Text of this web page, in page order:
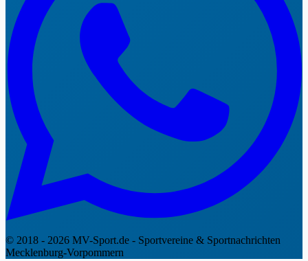
© 2018 - 2026 MV-Sport.de - Sportvereine & Sportnachrichten
Mecklenburg-Vorpommern